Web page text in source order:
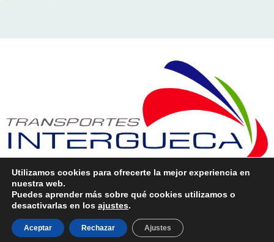
AGENCIA DE TRANSPORTES INTERNACIONAL
Aviso legal
Política de privacidad
Política de cookies
Todos los derechos reservados
Utilizamos cookies para ofrecerte la mejor experiencia en
nuestra web.
Puedes aprender más sobre qué cookies utilizamos o
desactivarlas en los ajustes.
Aceptar Rechazar Ajustes